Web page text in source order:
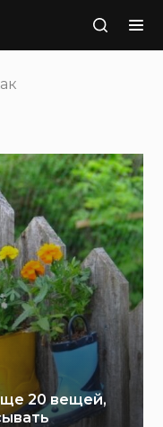
Поиск
20 вещей,